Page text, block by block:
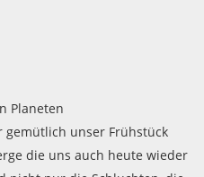
Planeten
gemütlich unser Frühstück
die uns auch heute wieder